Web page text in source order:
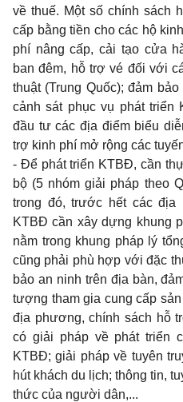
về thuế. Một số chính sách
cấp bằng tiền cho các hộ
phí nâng cấp, cải tạo cửa
ban đêm, hỗ trợ vé đối với
thuật (Trung Quốc); đảm
cảnh sát phục vụ phát triển
đầu tư các địa điểm biểu
trợ kinh phí mở rộng các
- Để phát triển KTBĐ, cần
bộ (5 nhóm giải pháp theo
trong đó, trước hết các
KTBĐ cần xây dựng khung
nằm trong khung pháp lý
cũng phải phù hợp với đặc
bảo an ninh trên địa bàn,
tượng tham gia cung cấp
địa phương, chính sách hỗ
có giải pháp về phát triển
KTBĐ; giải pháp về tuyên
hút khách du lịch; thông tin,
thức của người dân,...